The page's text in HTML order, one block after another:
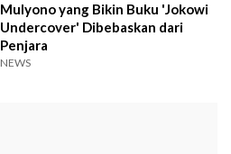
Mulyono yang Bikin Buku 'Jokowi
Undercover' Dibebaskan dari
Penjara
NEWS